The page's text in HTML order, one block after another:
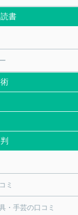
書
ミ
・手芸の口コミ